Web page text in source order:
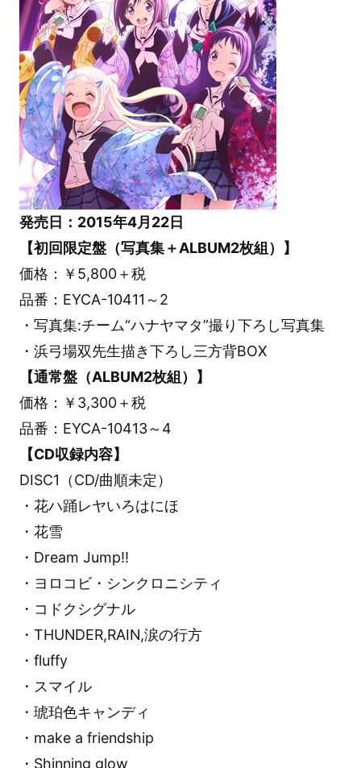
発売日：2015年4月22日
【初回限定盤（写真集＋ALBUM2枚組）】
価格：￥5,800＋税
品番：EYCA-10411～2
・写真集:チーム“ハナヤマタ”撮り下ろし写真集
・浜弓場双先生描き下ろし三方背BOX
【通常盤（ALBUM2枚組）】
価格：￥3,300＋税
品番：EYCA-10413～4
【CD収録内容】
DISC1（CD/曲順未定）
・花ハ踊レヤいろはにほ
・花雪
・Dream Jump!!
・ヨロコビ・シンクロニシティ
・コドクシグナル
・THUNDER,RAIN,涙の行方
・fluffy
・スマイル
・琥珀色キャンディ
・make a friendship
・Shinning glow